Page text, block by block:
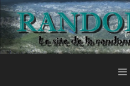
Aller
au
contenu